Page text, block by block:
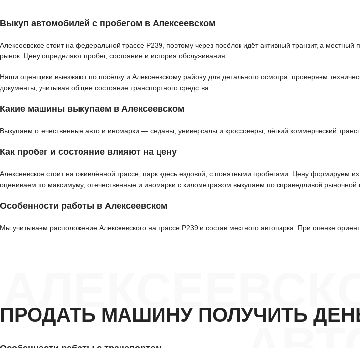
Выкуп автомобилей с пробегом в Алексеевском
Алексеевское стоит на федеральной трассе Р239, поэтому через посёлок идёт активный транзит, а
рынок. Цену определяют пробег, состояние и история обслуживания.
Наши оценщики выезжают по посёлку и Алексеевскому району для детального осмотра: проверяем
документы, учитывая общее состояние транспортного средства.
Какие машины выкупаем в Алексеевском
Выкупаем отечественные авто и иномарки — седаны, универсалы и кроссоверы, лёгкий коммерческий
Как пробег и состояние влияют на цену
Алексеевское стоит на оживлённой трассе, парк здесь ездовой, с понятными пробегами. Цену формируем
оцениваем по максимуму, отечественные и иномарки с километражом выкупаем по справедливой рыночной
Особенности работы в Алексеевском
Мы учитываем расположение Алексеевского на трассе Р239 и состав местного автопарка. При оценке
ПРОДАТЬ МАШИНУ ПОЛУЧИТЬ